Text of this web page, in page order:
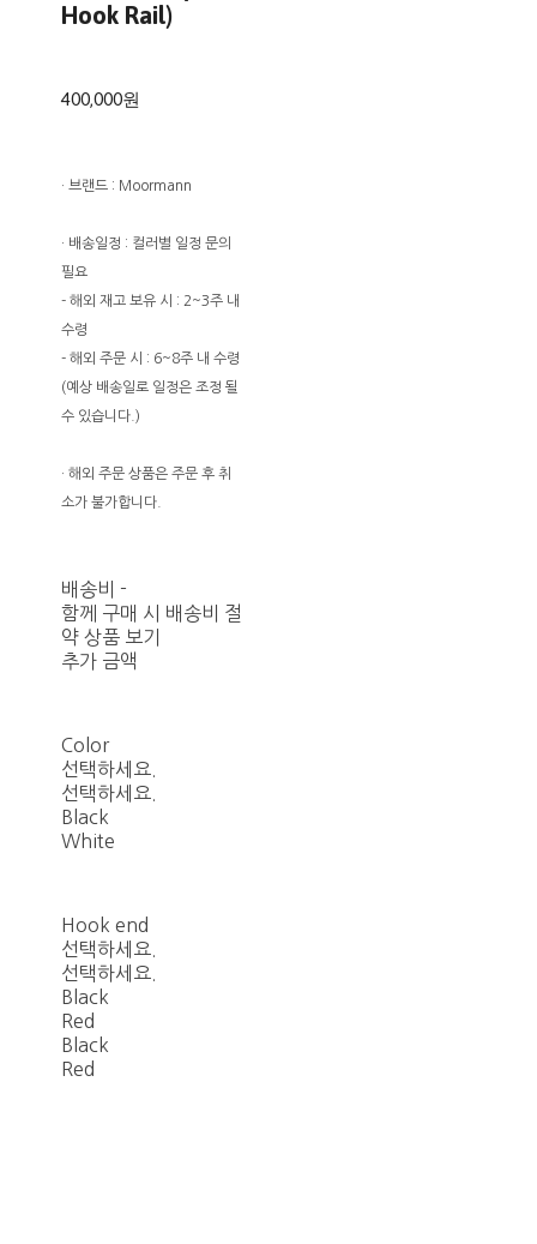
Hook Rail)
400,000원
· 브랜드 : Moormann
· 배송일정 : 컬러별 일정 문의
필요
- 해외 재고 보유 시 : 2~3주 내
수령
- 해외 주문 시 : 6~8주 내 수령
(예상 배송일로 일정은 조정 될
수 있습니다.)
· 해외 주문 상품은 주문 후 취
소가 불가합니다.
배송비 -
함께 구매 시 배송비 절
약 상품 보기
추가 금액
Color
선택하세요.
선택하세요.
Black
White
Hook end
선택하세요.
선택하세요.
Black
Red
Black
Red